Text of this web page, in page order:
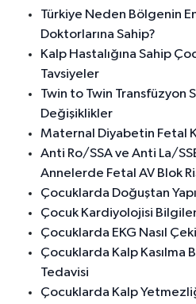
Türkiye Neden Bölgenin
Doktorlarına Sahip?
Kalp Hastalığına Sahip
Tavsiyeler
Twin to Twin Transfüzyon
Değişiklikler
Maternal Diyabetin Fetal
Anti Ro/SSA ve Anti La/
Annelerde Fetal AV Blok
Çocuklarda Doğuştan
Çocuk Kardiyolojisi
Çocuklarda EKG Nasıl
Çocuklarda Kalp Kasılma
Tedavisi
Çocuklarda Kalp